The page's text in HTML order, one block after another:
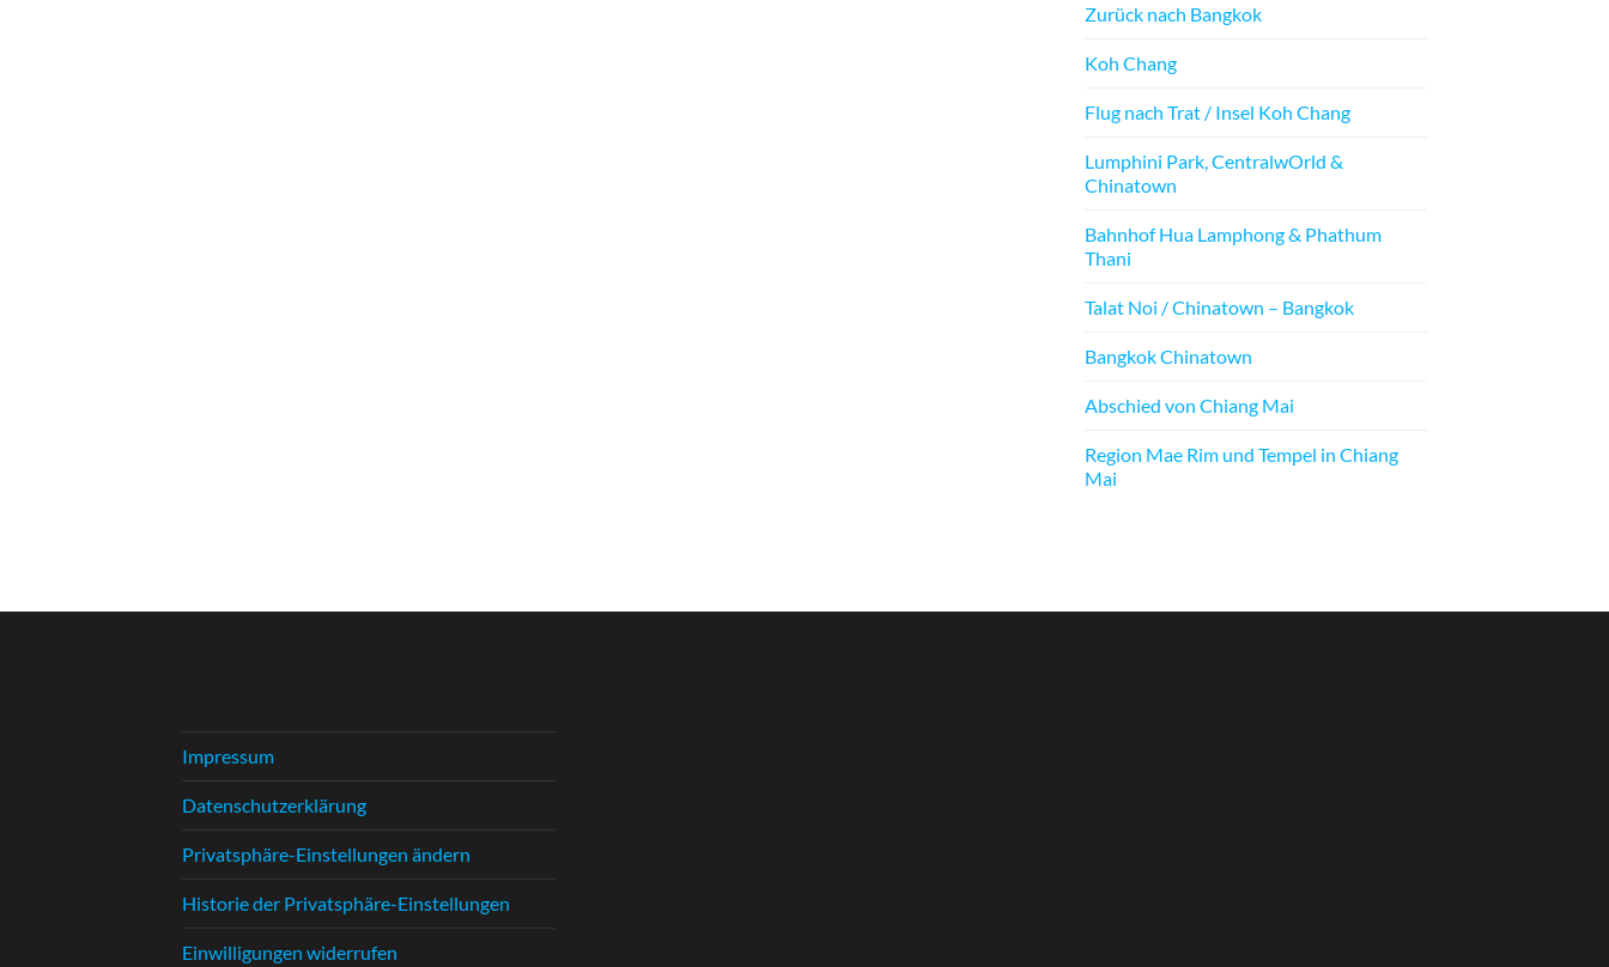
Zurück nach Bangkok
Koh Chang
Flug nach Trat / Insel Koh Chang
Lumphini Park, CentralwOrld &
Chinatown
Bahnhof Hua Lamphong & Phathum
Thani
Talat Noi / Chinatown – Bangkok
Bangkok Chinatown
Abschied von Chiang Mai
Region Mae Rim und Tempel in Chiang
Mai
Impressum
Datenschutzerklärung
Privatsphäre-Einstellungen ändern
Historie der Privatsphäre-Einstellungen
Einwilligungen widerrufen